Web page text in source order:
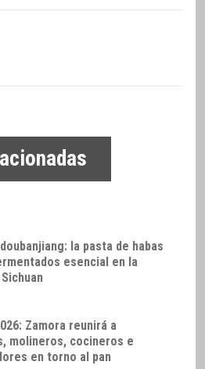
la pasta de habas
esencial en la
Zamora reunirá a
molineros, cocineros e
en torno al pan